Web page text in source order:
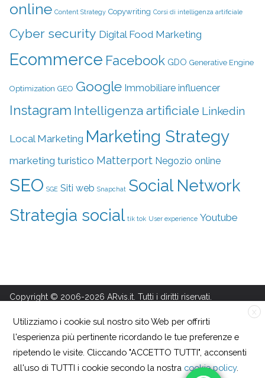
online Content Strategy Copywriting Corsi di intelligenza artificiale
Cyber security Digital Food Marketing
Ecommerce Facebook GDO Generative Engine
Optimization GEO Google Immobiliare influencer
Instagram Intelligenza artificiale Linkedin
Local Marketing Marketing Strategy
marketing turistico Matterport Negozio online
SEO SGE Siti web Snapchat Social Network
Strategia social tik tok User experience Youtube
Copyright © 2006-2026 ARvis.it. Tutti i diritti riservati.
Via Alessandria, 88 - 00198 Roma - CF/PI/R.I. 09041871006 -
REA 1135122 Cap. soc. 30.000 euro i.v.
Tutti i marchi riportati appartengono ai legittimi proprietari.
Privacy policy · Cookie policy
X
Utilizziamo i cookie sul nostro sito Web per offrirti
l'esperienza più pertinente ricordando le tue preferenze e
ripetendo le visite. Cliccando "ACCETTO TUTTI", acconsenti
all'uso di TUTTI i cookie secondo la nostra cookie policy.